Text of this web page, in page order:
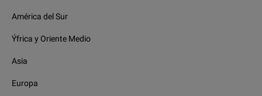
América del Sur
Ýfrica y Oriente Medio
Asia
Europa